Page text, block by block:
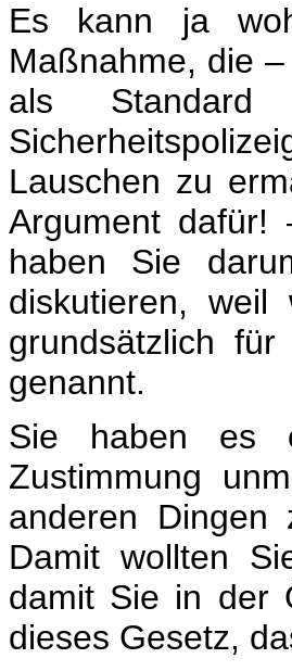
Es kann ja
Maßnahme, die
als
Lauschen zu
Argument
haben Sie
diskutieren,
grundsätzlich
genannt.
Sie haben es
Zustimmung
anderen Dingen
Damit wollten
damit Sie in der
dieses Gesetz,